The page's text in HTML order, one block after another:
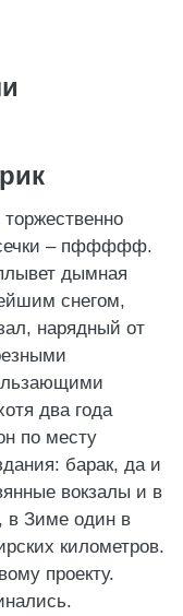
– пффффф.
дымная
снегом,
нарядный от
два года
по месту
барак, да и
вокзалы и в
в Зиме один в
километров.
проекту.